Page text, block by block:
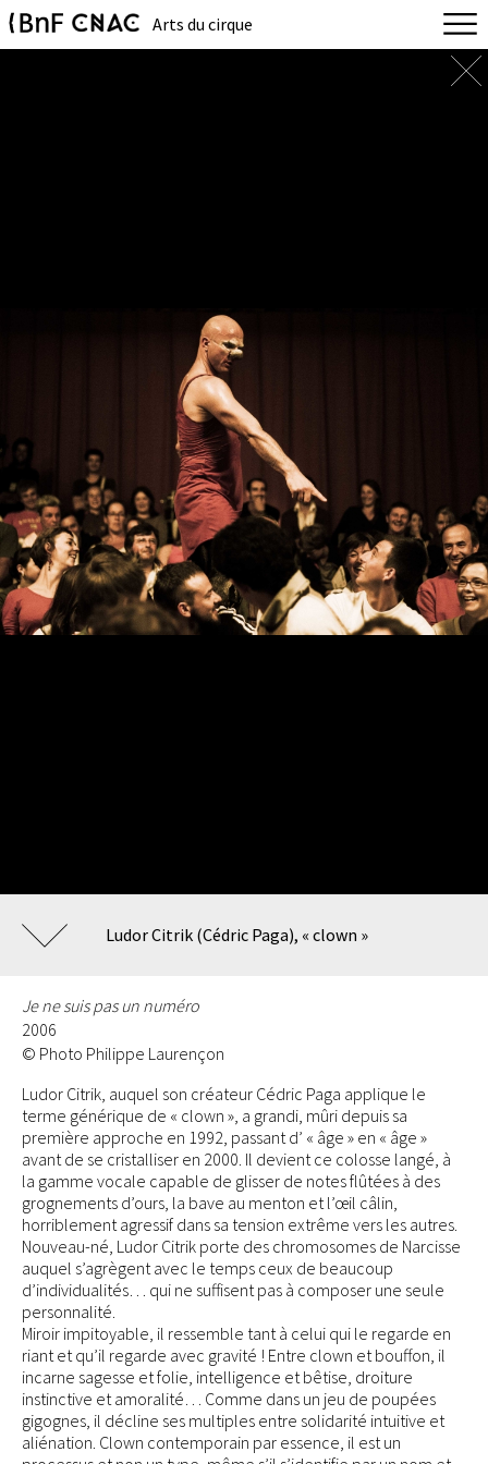
Arts du cirque
Ludor Citrik (Cédric Paga), « clown »
Je ne suis pas un numéro
2006
© Photo Philippe Laurençon
Ludor Citrik, auquel son créateur Cédric Paga applique le
terme générique de « clown », a grandi, mûri depuis sa
première approche en 1992, passant d’ « âge » en « âge »
avant de se cristalliser en 2000. Il devient ce colosse langé, à
la gamme vocale capable de glisser de notes flûtées à des
grognements d’ours, la bave au menton et l’œil câlin,
horriblement agressif dans sa tension extrême vers les autres.
Nouveau-né, Ludor Citrik porte des chromosomes de Narcisse
auquel s’agrègent avec le temps ceux de beaucoup
d’individualités… qui ne suffisent pas à composer une seule
personnalité.
Miroir impitoyable, il ressemble tant à celui qui le regarde en
riant et qu’il regarde avec gravité ! Entre clown et bouffon, il
incarne sagesse et folie, intelligence et bêtise, droiture
instinctive et amoralité… Comme dans un jeu de poupées
gigognes, il décline ses multiples entre solidarité intuitive et
aliénation. Clown contemporain par essence, il est un